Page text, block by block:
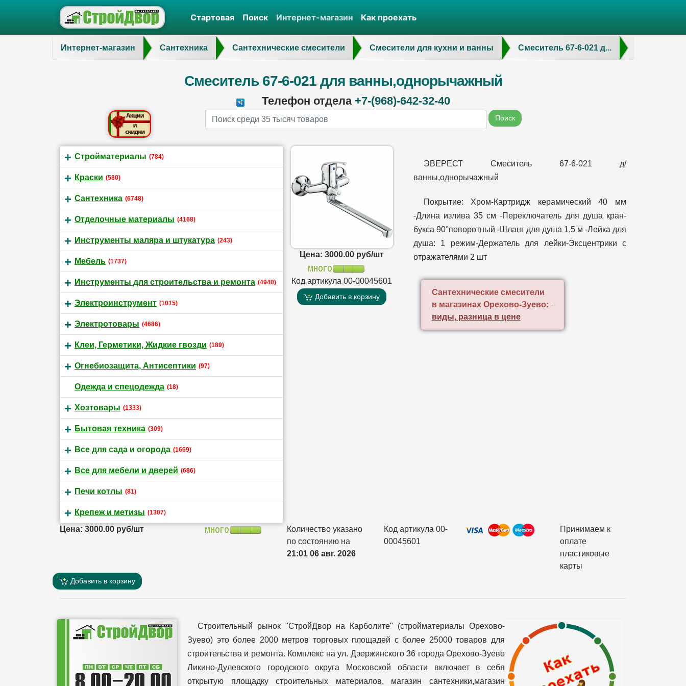
Стартовая Поиск Интернет-магазин Как проехать
Интернет-магазин Сантехника Сантехнические смесители Смесители для кухни и ванны Смеситель 67-6-021 д...
Смеситель 67-6-021 для ванны,однорычажный
Телефон отдела +7-(968)-642-32-40
Name Поиск
Стройматериалы (784)
Краски (580)
Сантехника (6748)
Отделочные материалы (4168)
Инструменты маляра и штукатура (243)
Мебель (1737)
Инструменты для строительства и ремонта (4940)
Электроинструмент (1015)
Электротовары (4686)
Клеи, Герметики, Жидкие гвозди (189)
Огнебиозащита, Антисептики (97)
Одежда и спецодежда (18)
Хозтовары (1333)
Бытовая техника (309)
Все для сада и огорода (1669)
Все для мебели и дверей (686)
Печи котлы (81)
Крепеж и метизы (1307)
Цена: 3000.00 руб/шт
Код артикула 00-00045601
Добавить в корзину
ЭВЕРЕСТ Смеситель 67-6-021 д/
ванны,однорычажный
Покрытие: Хром-Картридж керамический 40 мм
-Длина излива 35 см -Переключатель для душа кран-
букса 90°поворотный -Шланг для душа 1,5 м -Лейка для
душа: 1 режим-Держатель для лейки-Эксцентрики с
отражателями 2 шт
Сантехнические смесители
в магазинах Орехово-Зуево: -
виды, разница в цене
Цена: 3000.00 руб/шт
Количество указано
по состоянию на
21:01 06 авг. 2026
Код артикула 00-
00045601
Принимаем к
оплате
пластиковые
карты
Добавить в корзину
Строительный рынок "СтройДвор на Карболите" (стройматериалы Орехово-
Зуево) это более 2000 метров торговых площадей с более 25000 товаров для
строительства и ремонта. Комплекс на ул. Дзержинского 36 города Орехово-Зуево
Ликино-Дулевского городского округа Московской области включает в себя
открытую площадку строительных материалов, магазин сантехники,магазин